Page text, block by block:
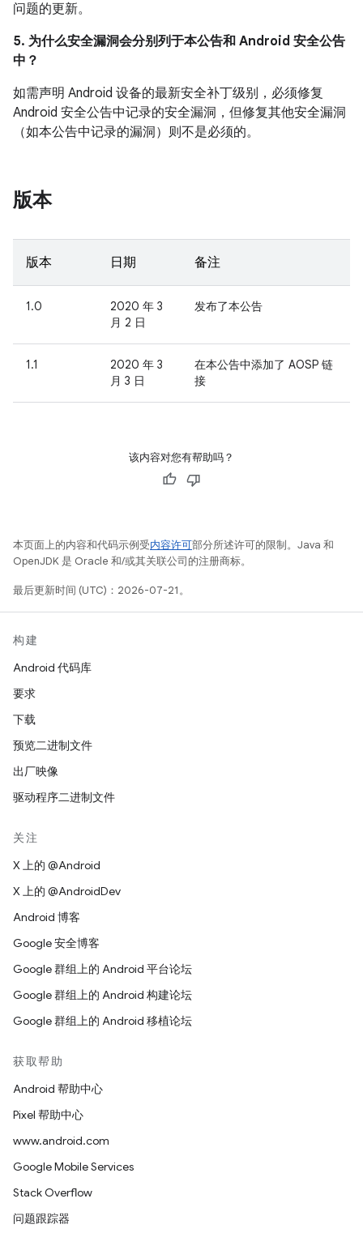
问题的更新。
5. 为什么安全漏洞会分别列于本公告和 Android 安全公告
中？
如需声明 Android 设备的最新安全补丁级别，必须修复
Android 安全公告中记录的安全漏洞，但修复其他安全漏洞
（如本公告中记录的漏洞）则不是必须的。
版本
版本 日期 备注
1.0
2020 年 3
月 2 日
发布了本公告
1.1
2020 年 3
月 3 日
在本公告中添加了 AOSP 链
接
该内容对您有帮助吗？
本页面上的内容和代码示例受内容许可部分所述许可的限制。Java 和
OpenJDK 是 Oracle 和/或其关联公司的注册商标。
最后更新时间 (UTC)：2026-07-21。
构建
Android 代码库
要求
下载
预览二进制文件
出厂映像
驱动程序二进制文件
关注
X 上的 @Android
X 上的 @AndroidDev
Android 博客
Google 安全博客
Google 群组上的 Android 平台论坛
Google 群组上的 Android 构建论坛
Google 群组上的 Android 移植论坛
获取帮助
Android 帮助中心
Pixel 帮助中心
www.android.com
Google Mobile Services
Stack Overflow
问题跟踪器